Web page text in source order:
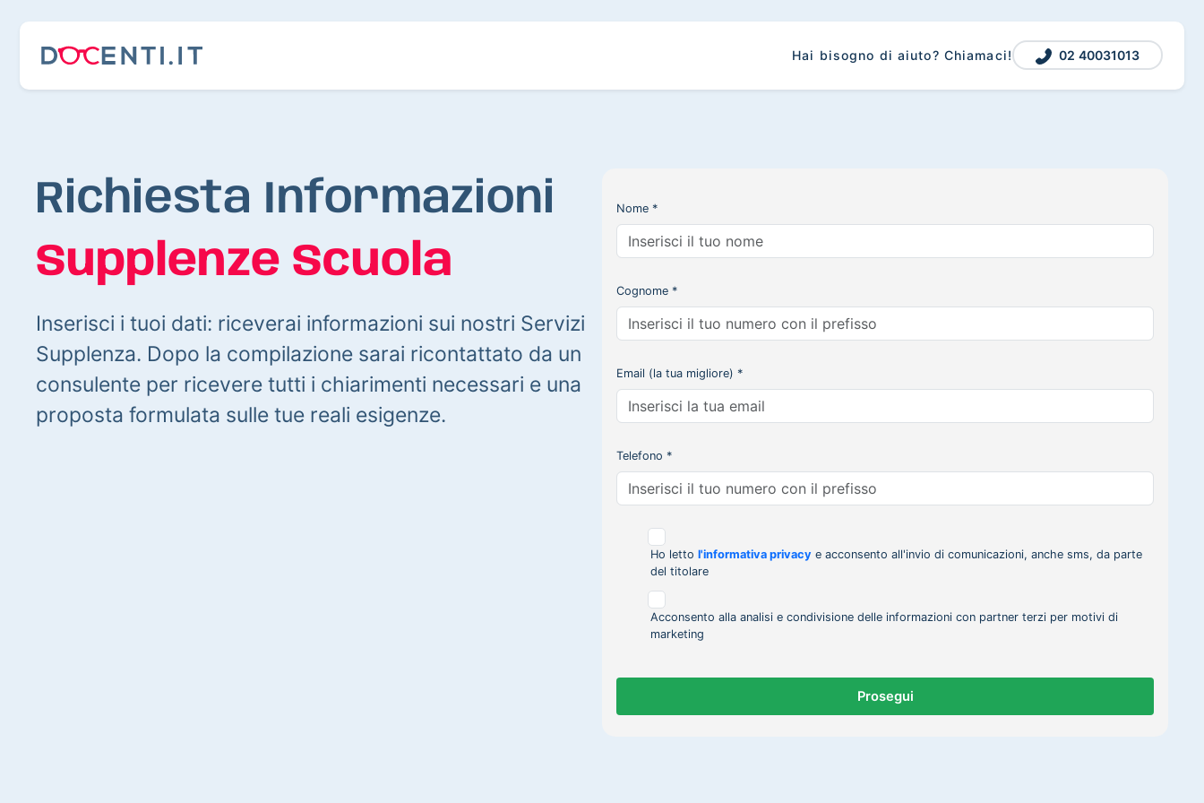
Hai bisogno di aiuto? Chiamaci! 02 40031013
Richiesta Informazioni
Supplenze Scuola
Inserisci i tuoi dati: riceverai informazioni sui nostri Servizi
Supplenza. Dopo la compilazione sarai ricontattato da un
consulente per ricevere tutti i chiarimenti necessari e una
proposta formulata sulle tue reali esigenze.
Nome *
Cognome *
Email (la tua migliore) *
Telefono *
Ho letto l'informativa privacy e acconsento all'invio di comunicazioni, anche sms, da parte
del titolare
Acconsento alla analisi e condivisione delle informazioni con partner terzi per motivi di
marketing